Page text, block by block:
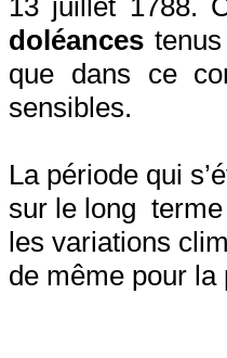
13 juillet 1788.
doléances
que dans ce
sensibles.
La période qui
sur le long
les variations
de même pour